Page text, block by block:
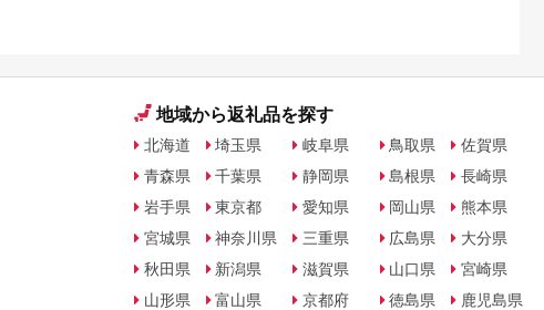
地域から返礼品を探す
北海道
青森県
岩手県
宮城県
秋田県
山形県
埼玉県
千葉県
東京都
神奈川県
新潟県
富山県
岐阜県
静岡県
愛知県
三重県
滋賀県
京都府
鳥取県
島根県
岡山県
広島県
山口県
徳島県
佐賀県
長崎県
熊本県
大分県
宮崎県
鹿児島県